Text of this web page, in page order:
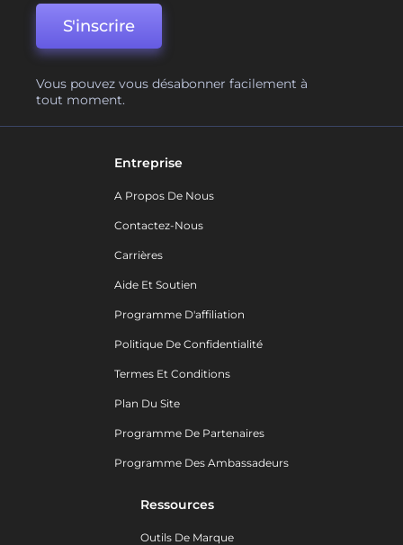
S'inscrire
Vous pouvez vous désabonner facilement à
tout moment.
Entreprise
A Propos De Nous
Contactez-Nous
Carrières
Aide Et Soutien
Programme D'affiliation
Politique De Confidentialité
Termes Et Conditions
Plan Du Site
Programme De Partenaires
Programme Des Ambassadeurs
Ressources
Outils De Marque